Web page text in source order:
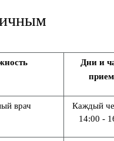
Дни и
врач
Каждый
14:00 -